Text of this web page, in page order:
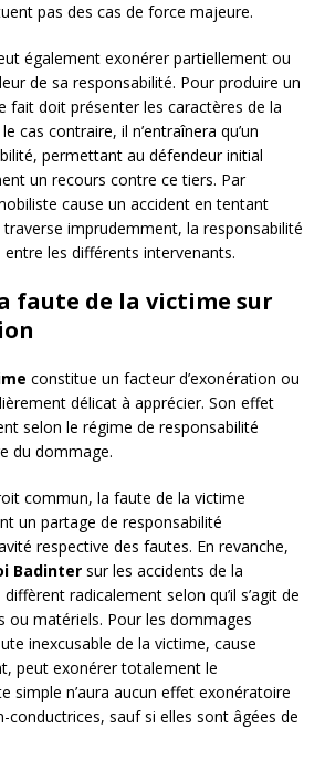
pas des cas de force majeure.
également exonérer partiellement ou
de sa responsabilité. Pour produire un
fait doit présenter les caractères de la
cas contraire, il n’entraînera qu’un
permettant au défendeur initial
un recours contre ce tiers. Par
cause un accident en tentant
traverse imprudemment, la responsabilité
les différents intervenants.
faute de la victime sur
constitue un facteur d’exonération ou
délicat à apprécier. Son effet
selon le régime de responsabilité
du dommage.
commun, la faute de la victime
un partage de responsabilité
respective des fautes. En revanche,
Badinter sur les accidents de la
radicalement selon qu’il s’agit de
ou matériels. Pour les dommages
inexcusable de la victime, cause
peut exonérer totalement le
simple n’aura aucun effet exonératoire
conductrices, sauf si elles sont âgées de